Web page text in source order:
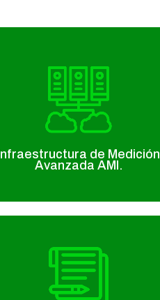
Infraestructura de Medición
Avanzada AMI.